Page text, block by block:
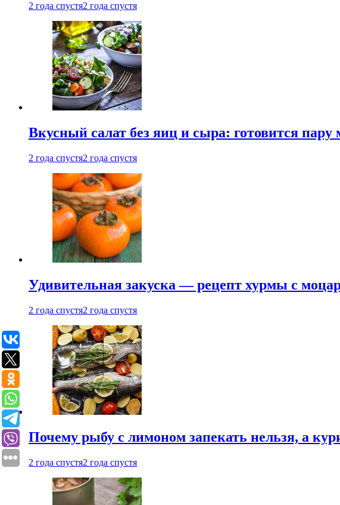
2 года спустя2 года спустя
Вкусный салат без яиц и сыра: готовится
2 года спустя2 года спустя
Удивительная закуска — рецепт хурмы с
2 года спустя2 года спустя
Почему рыбу с лимоном запекать нельзя, а
2 года спустя2 года спустя